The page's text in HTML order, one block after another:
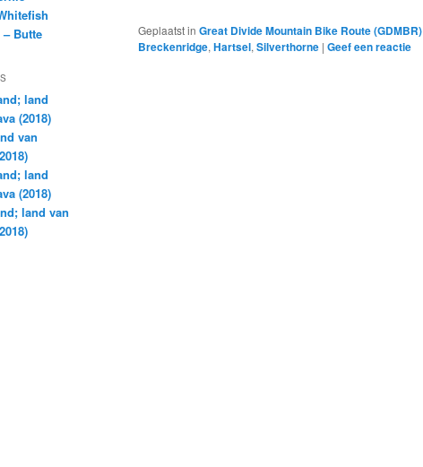
Geplaatst in Great Divide Mountain Bike Route (GDMBR)
Breckenridge, Hartsel, Silverthorne | Geef een reactie
– Butte
land
(2018)
van
land
(2018)
land van